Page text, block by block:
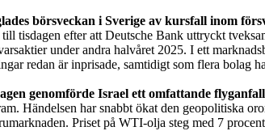
börsveckan i Sverige av kursfall inom
tisdagen efter att Deutsche Bank uttryckt
under andra halvåret 2025. I ett
redan är inprisade, samtidigt som flera bolag
genomförde Israel ett omfattande flyganfall
Händelsen har snabbt ökat den geopolitiska
Priset på WTI-olja steg med 7